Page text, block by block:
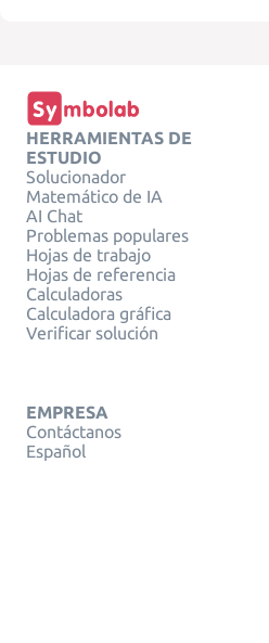
HERRAMIENTAS DE
ESTUDIO
Solucionador
Matemático de IA
AI Chat
Problemas populares
Hojas de trabajo
Hojas de referencia
Calculadoras
Calculadora gráfica
Verificar solución
EMPRESA
Contáctanos
Español